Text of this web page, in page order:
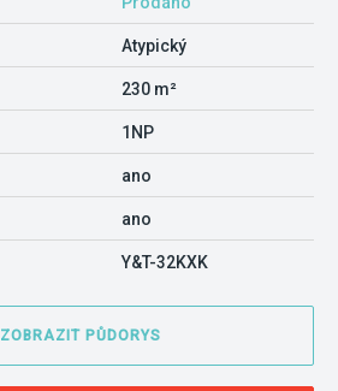
Atypický
230 m²
1NP
ano
ano
Y&T-32KXK
ZOBRAZIT PŮDORYS